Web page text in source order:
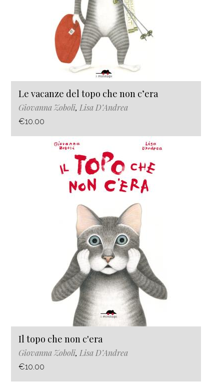
Le vacanze del topo che non c’era
Giovanna Zoboli, Lisa D’Andrea
€10.00
Il topo che non c'era
Giovanna Zoboli, Lisa D’Andrea
€10.00